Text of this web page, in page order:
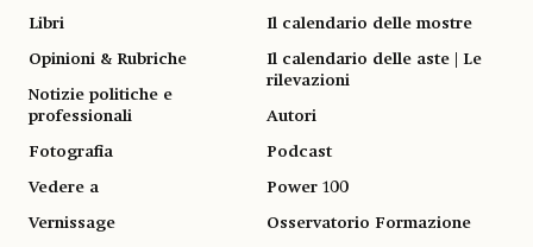
Libri
Opinioni & Rubriche
Notizie politiche e
professionali
Fotografia
Vedere a
Vernissage
Il calendario delle mostre
Il calendario delle aste | Le
rilevazioni
Autori
Podcast
Power 100
Osservatorio Formazione